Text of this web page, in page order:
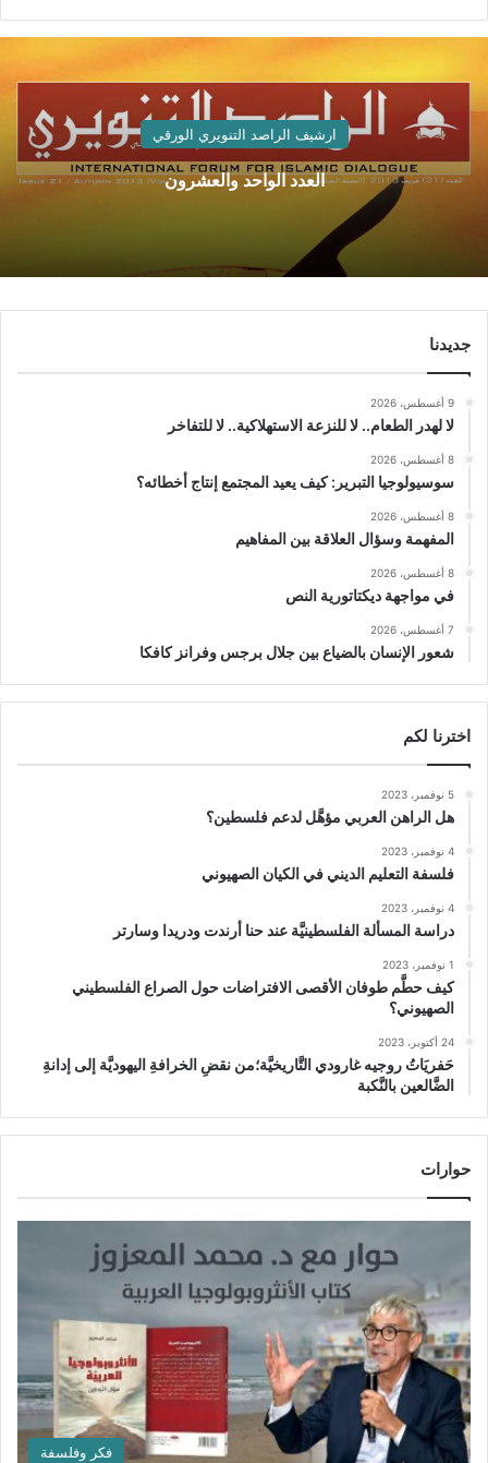
ارشيف الراصد التنويري الورقي
العدد الواحد والعشرون
جديدنا
9 أغسطس، 2026
لا لهدر الطعام.. لا للنزعة الاستهلاكية.. لا للتفاخر
8 أغسطس، 2026
سوسيولوجيا التبرير: كيف يعيد المجتمع إنتاج أخطائه؟
8 أغسطس، 2026
المفهمة وسؤال العلاقة بين المفاهيم
8 أغسطس، 2026
في مواجهة ديكتاتورية النص
7 أغسطس، 2026
شعور الإنسان بالضياع بين جلال برجس وفرانز كافكا
اخترنا لكم
5 نوفمبر، 2023
هل الراهن العربي مؤهَّل لدعم فلسطين؟
4 نوفمبر، 2023
فلسفة التعليم الديني في الكيان الصهيوني
4 نوفمبر، 2023
دراسة المسألة الفلسطينيَّة عند حنا أرندت ودريدا وسارتر
1 نوفمبر، 2023
كيف حطَّم طوفان الأقصى الافتراضات حول الصراع الفلسطيني
الصهيوني؟
24 أكتوبر، 2023
حَفريَاتُ روجيه غارودي التَّاريخيَّة؛من نقضِ الخرافةِ اليهوديَّة إلى إدانةِ
الضَّالعين بالنَّكبة
حوارات
فكر وفلسفة